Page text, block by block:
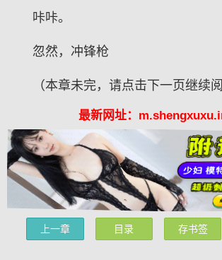
咔咔。
忽然，冲锋枪
（本章未完，请点击下一页继续阅
最新网址：
上一章 目录 存书签